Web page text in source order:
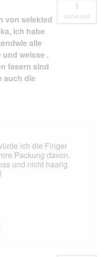
von selekted
ich habe
alle
und weisse .
fasern sind
auch die
1
antwoord
ich die Finger
Packung davon.
und nicht haarig.